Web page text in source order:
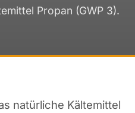
Propan (GWP 3).
natürliche Kältemittel